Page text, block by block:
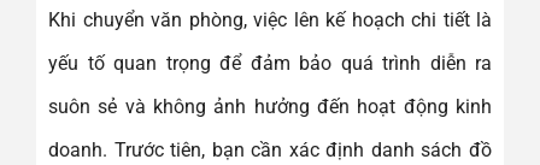
Khi chuyển văn phòng, việc lên kế hoạch chi tiết là
yếu tố quan trọng để đảm bảo quá trình diễn ra
suôn sẻ và không ảnh hưởng đến hoạt động kinh
doanh. Trước tiên, bạn cần xác định danh sách đồ